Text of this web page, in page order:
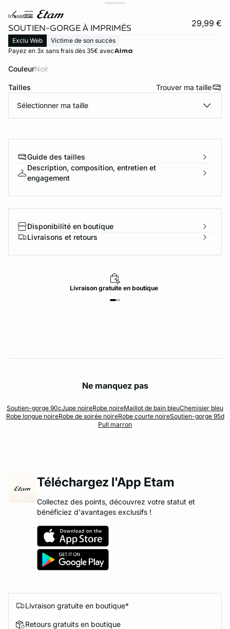
irresistible
SOUTIEN-GORGE À IMPRIMÉS 29,99 €
Exclu Web
Victime de son succès
Payez en 3x sans frais dès 35€ avec
Couleur noir
Tailles Trouver ma taille
Sélectionner ma taille
Guide des tailles
Description, composition, entretien et
engagement
Disponibilité en boutique
Livraisons et retours
Livraisongratuiteen boutique
Ne manquez pas
Soutien-gorge 90cJupe noireRobe noireMaillot de bain bleuChemisier bleu
Robe longue noireRobe de soirée noireRobe courte noireSoutien-gorge 95d
Pull marron
Téléchargez l'App Etam
Collectez des points, découvrez votre statut et
bénéficiez d'avantages exclusifs !
Livraison gratuite en boutique*
Retours gratuits en boutique